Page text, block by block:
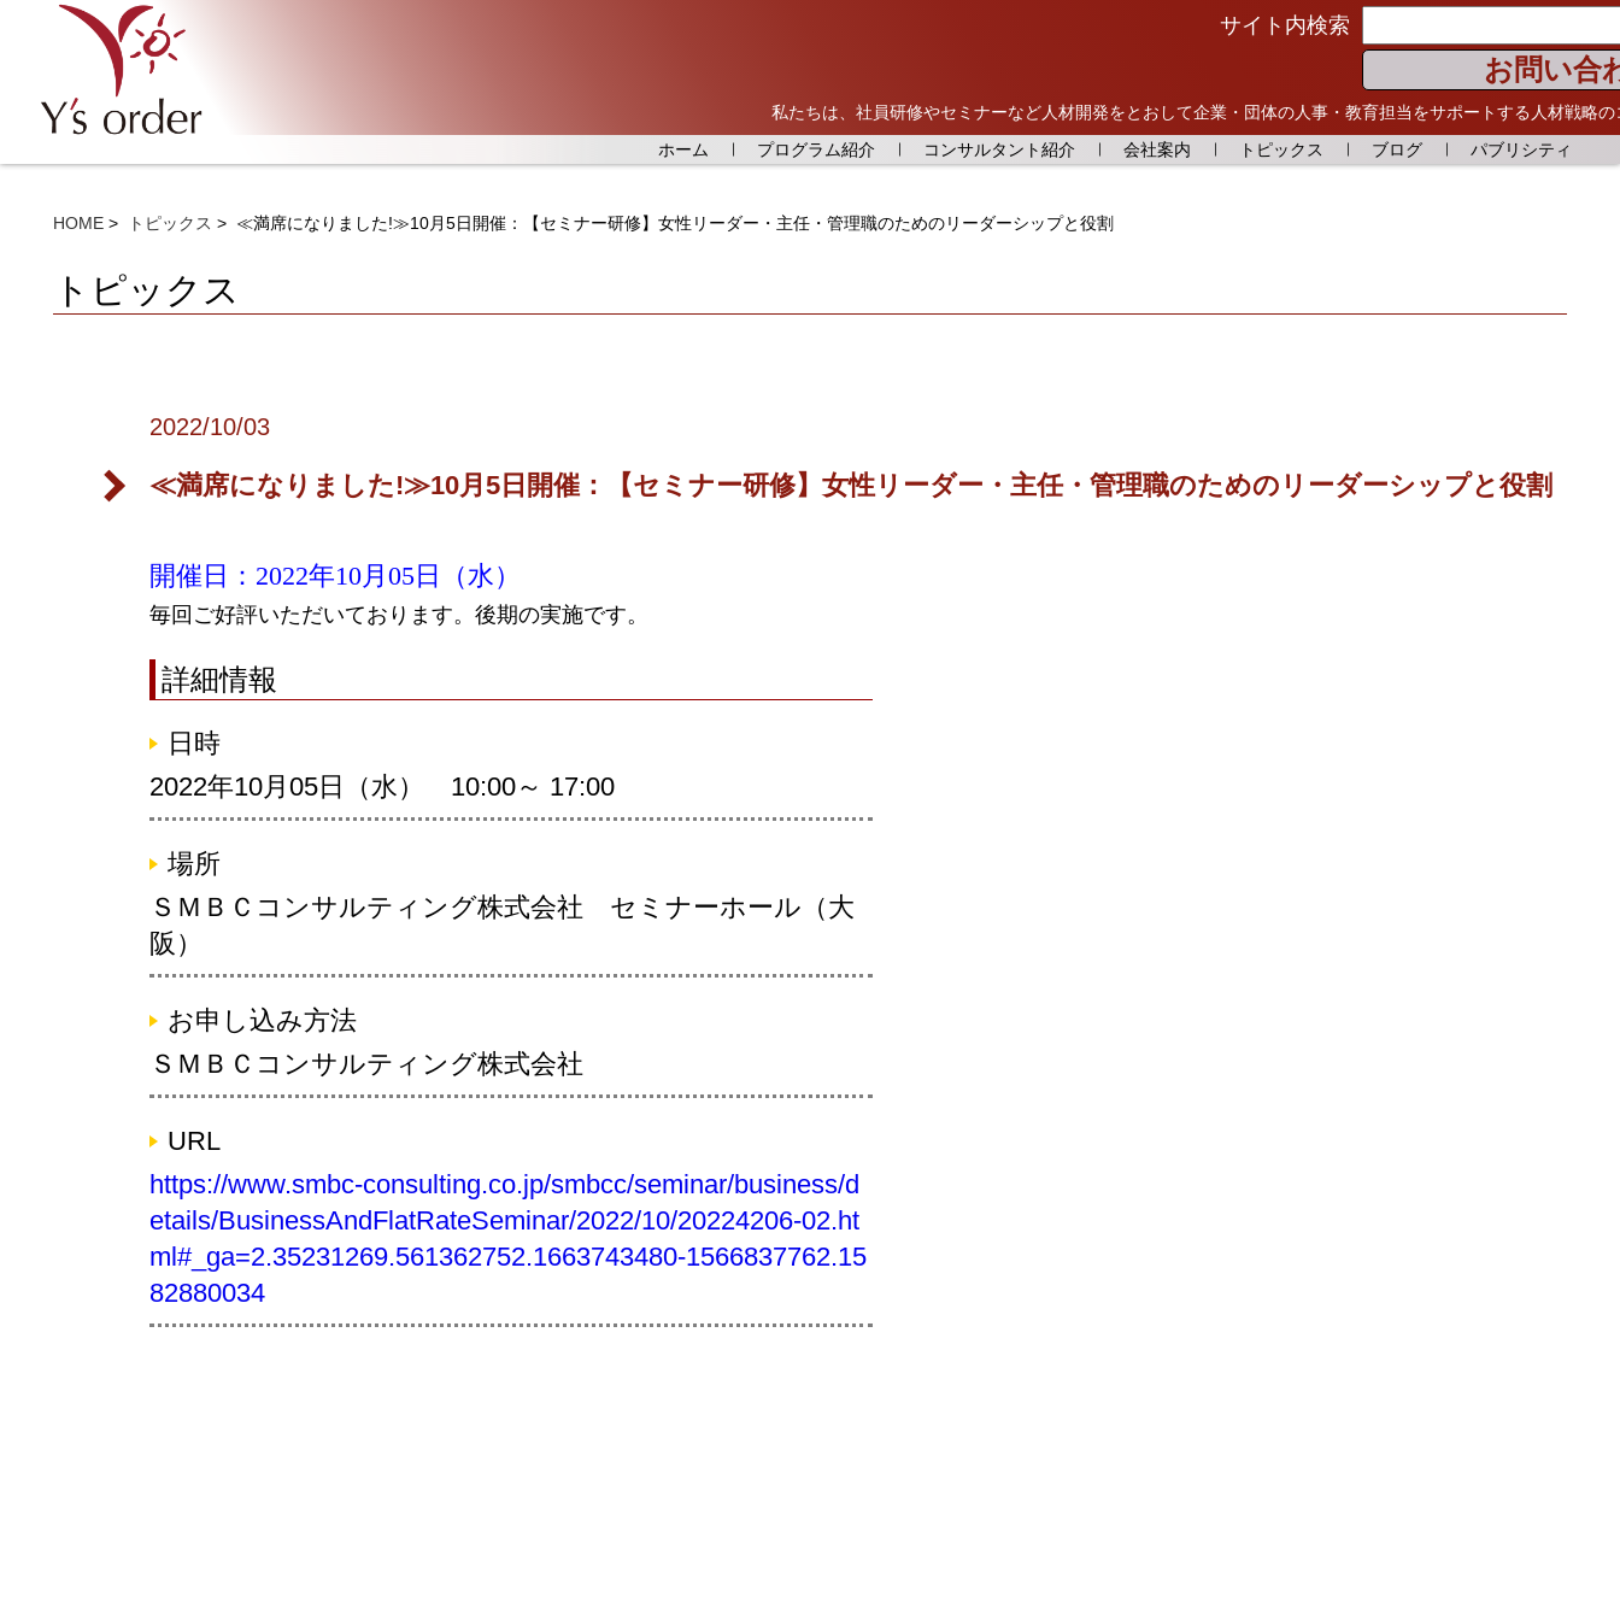
サイト内検索
お問い合
私たちは、社員研修やセミナーなど人材開発をとおして企業・団体の人事・教育担当をサポートする人材戦略
ホーム
プログラム紹介 コンサルタント紹介 会社案内 トピックス ブログ パブリシティ
HOME トピックス ≪満席になりました!≫10月5日開催：【セミナー研修】女性リーダー・主任・管理職のためのリーダーシップと役割
トピックス
2022/10/03
≪満席になりました!≫10月5日開催：【セミナー研修】女性リーダー・主任・管理職のためのリーダーシップと役割
開催日：2022年10月05日（水）
毎回ご好評いただいております。後期の実施です。
詳細情報
日時
2022年10月05日（水） 10:00～ 17:00
場所
ＳＭＢＣコンサルティング株式会社 セミナーホール（大
阪）
お申し込み方法
ＳＭＢＣコンサルティング株式会社
URL
https://www.smbc-consulting.co.jp/smbcc/seminar/business/d
etails/BusinessAndFlatRateSeminar/2022/10/20224206-02.ht
ml#_ga=2.35231269.561362752.1663743480-1566837762.15
82880034